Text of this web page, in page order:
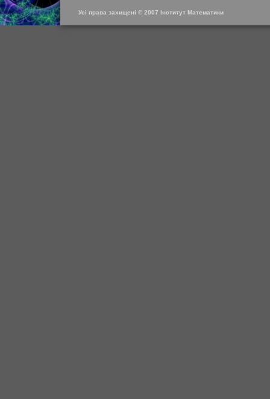
Усі права захищені © 2007 Інститут Математики